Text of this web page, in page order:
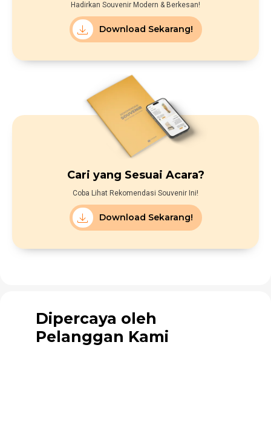
Hadirkan Souvenir Modern & Berkesan!
Download Sekarang!
Cari yang Sesuai Acara?
Coba Lihat Rekomendasi Souvenir Ini!
Download Sekarang!
Dipercaya oleh
Pelanggan Kami